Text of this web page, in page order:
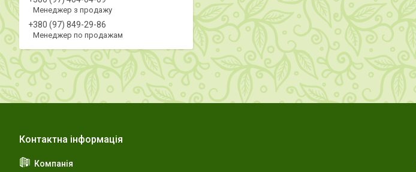
Менеджер з продажу
+380 (97) 849-29-86
Менеджер по продажам